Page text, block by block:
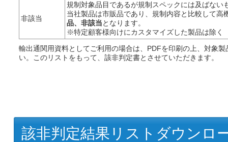
非該当
規制対象品目であるが規制スペックには及ばな
当社製品は市販品であり、規制内容と比較して
品、非該当となります。
※特定顧客様向けにカスタマイズした製品は除く
輸出通関用資料としてご利用の場合は、PDFを印刷の上、対象
い。このリストをもって、該非判定書とさせていただきます。
該非判定結果リストダウンロ